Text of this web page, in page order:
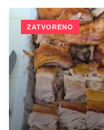
ZATVORENO